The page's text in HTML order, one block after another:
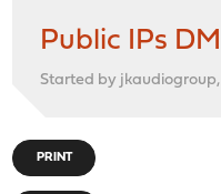
Public IPs
Started by jkaudiogroup,
PRINT